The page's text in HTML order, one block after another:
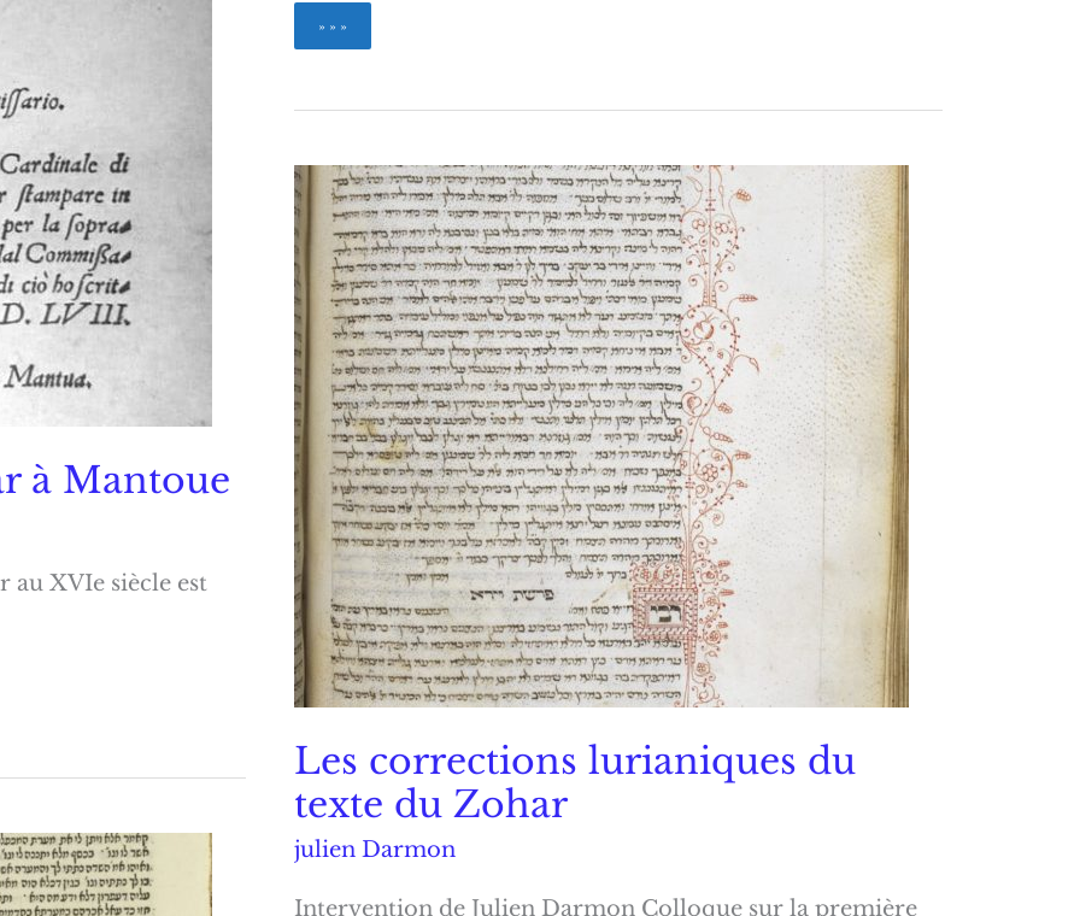
Imprimer
et
Sefer
Zohar
Jean
Baumgarten
» » »
à Mantoue
au XVIe siècle est
Les corrections lurianiques du
texte du Zohar
julien Darmon
Intervention de Julien Darmon Colloque sur la première